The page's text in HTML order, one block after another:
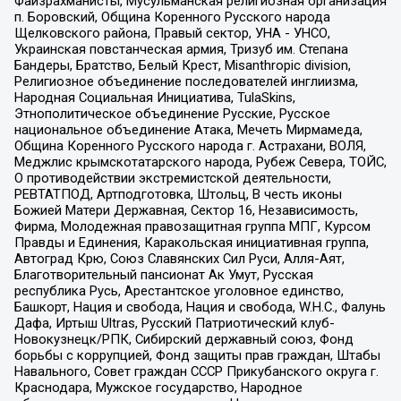
п. Боровский, Община Коренного Русского народа
Щелковского района, Правый сектор, УНА - УНСО,
Украинская повстанческая армия, Тризуб им. Степана
Бандеры, Братство, Белый Крест, Misanthropic division,
Религиозное объединение последователей инглиизма,
Народная Социальная Инициатива, TulaSkins,
Этнополитическое объединение Русские, Русское
национальное объединение Атака, Мечеть Мирмамеда,
Община Коренного Русского народа г. Астрахани, ВОЛЯ,
Меджлис крымскотатарского народа, Рубеж Севера, ТОЙС,
О противодействии экстремистской деятельности,
РЕВТАТПОД, Артподготовка, Штольц, В честь иконы
Божией Матери Державная, Сектор 16, Независимость,
Фирма, Молодежная правозащитная группа МПГ, Курсом
Правды и Единения, Каракольская инициативная группа,
Автоград Крю, Союз Славянских Сил Руси, Алля-Аят,
Благотворительный пансионат Ак Умут, Русская
республика Русь, Арестантское уголовное единство,
Башкорт, Нация и свобода, Нация и свобода, W.H.С., Фалунь
Дафа, Иртыш Ultras, Русский Патриотический клуб-
Новокузнецк/РПК, Сибирский державный союз, Фонд
борьбы с коррупцией, Фонд защиты прав граждан, Штабы
Навального, Совет граждан СССР Прикубанского округа г.
Краснодара, Мужское государство, Народное